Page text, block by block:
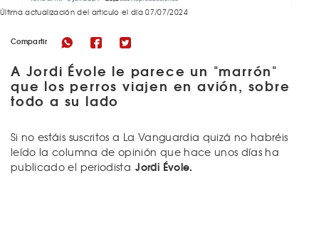
Compartir
A Jordi Évole le parece un "marrón"
que los perros viajen en avión, sobre
todo a su lado
Última actualización del articulo el día 07/07/2024
Si no estáis suscritos a La Vanguardia quizá no habréis
leído la columna de opinión que hace unos días ha
publicado el periodista Jordi Évole.